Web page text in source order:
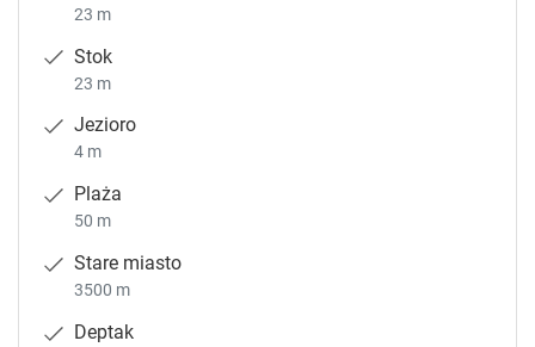
23 m
Stok
23 m
Jezioro
4 m
Plaża
50 m
Stare miasto
3500 m
Deptak